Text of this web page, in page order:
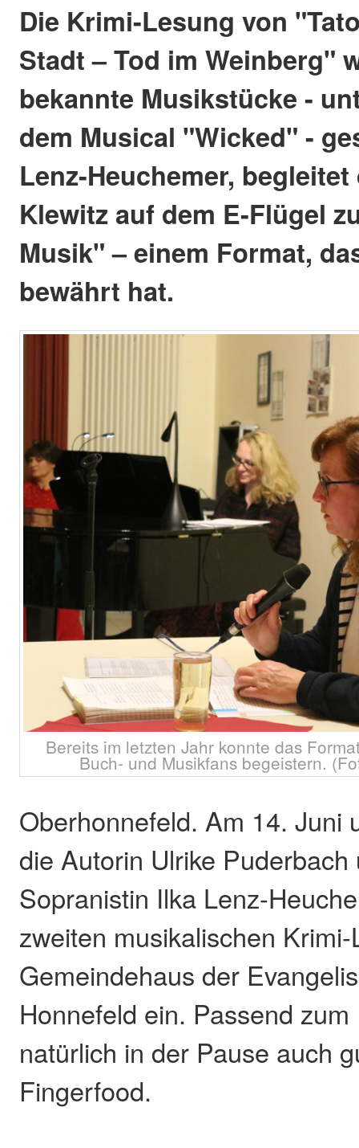
Die Krimi-Lesung von
Stadt – Tod im Weinberg"
bekannte Musikstücke -
dem Musical "Wicked" -
Lenz-Heuchemer,
Klewitz auf dem E-Flügel
Musik" – einem Format,
bewährt hat.
Bereits im letzten Jahr konnte das
Buch- und Musikfans begeistern.
Oberhonnefeld. Am 14. Juni
die Autorin Ulrike
Sopranistin Ilka Lenz-
zweiten musikalischen
Gemeindehaus der
Honnefeld ein. Passend
natürlich in der Pause auch
Fingerfood.